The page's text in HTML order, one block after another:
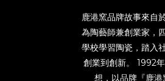
鹿港窯品牌故事來自
為陶藝師兼創業家，
學校學習陶瓷，踏入
創業到創新。 1992
想，以品牌『鹿港